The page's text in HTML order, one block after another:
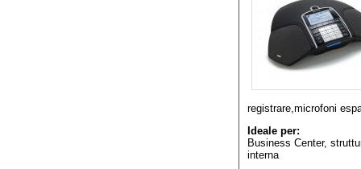
registrare,microfoni
Ideale per:
Business Center,
interna